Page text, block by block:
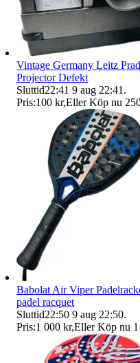
Vintage Germany Leitz
Projector Defekt
Sluttid22:41 9 aug 22:41 .
Pris:100 kr,Eller Köp nu
Babolat Air Viper
padel racquet
Sluttid22:50 9 aug 22:50.
Pris:1 000 kr,Eller Köp nu